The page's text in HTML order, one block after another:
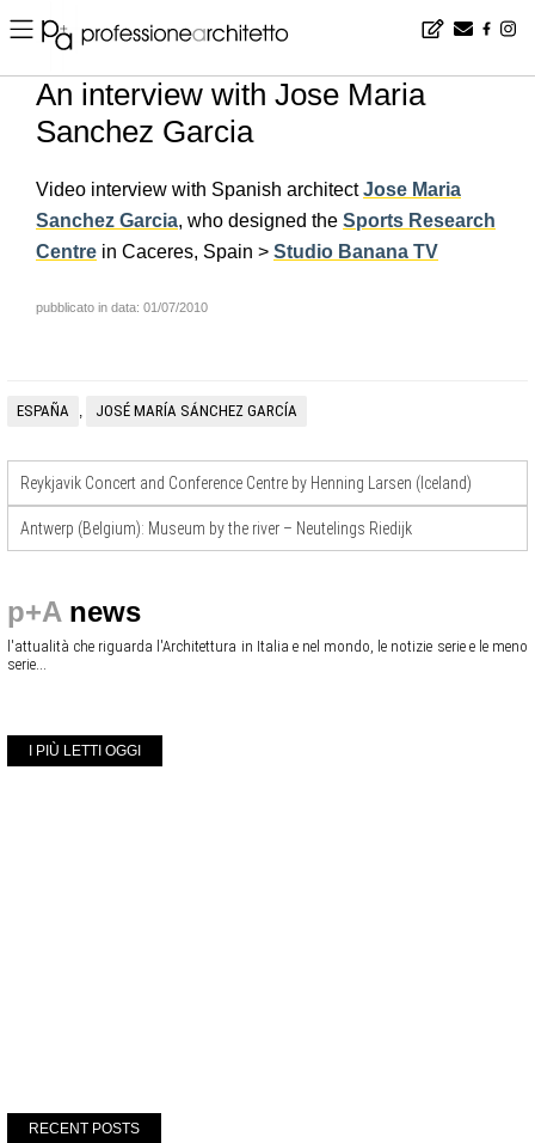
Home ▪ news ▪ en ▪ An interview with Jose Maria Sanchez Garcia
An interview with Jose Maria
Sanchez Garcia
Video interview with Spanish architectJose Maria
Sanchez Garcia, who designed the Sports Research
Centre in Caceres, Spain > Studio Banana TV
pubblicato in data: 01/07/2010
ESPAÑA , JOSÉ MARÍA SÁNCHEZ GARCÍA
Reykjavik Concert and Conference Centre by Henning Larsen (Iceland)
Antwerp (Belgium): Museum by the river – Neutelings Riedijk
p+A news
l'attualità che riguarda l'Architettura in Italia e nel mondo, le notizie serie e le meno
serie...
I PIÙ LETTI OGGI
RECENT POSTS